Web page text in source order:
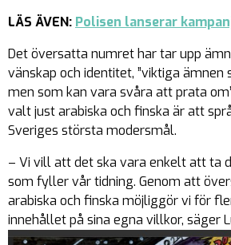
LÄS ÄVEN: Polisen lanserar
Det översatta numret har tar upp
vänskap och identitet, ”viktiga ämnen
men som kan vara svåra att prata
valt just arabiska och finska är att
Sveriges största modersmål.
– Vi vill att det ska vara enkelt att ta
som fyller vår tidning. Genom att
arabiska och finska möjliggör vi för
innehållet på sina egna villkor, säger